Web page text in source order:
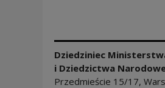
Dziedziniec
i Dziedzictwa
Przedmieście 15/17,